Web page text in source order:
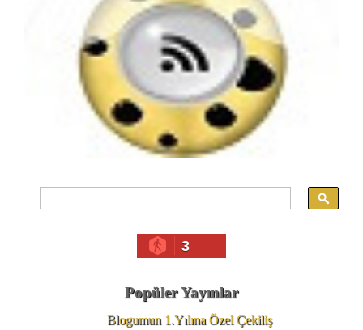
3
Popüler Yayınlar
Blogumun 1.Yılına Özel Çekiliş